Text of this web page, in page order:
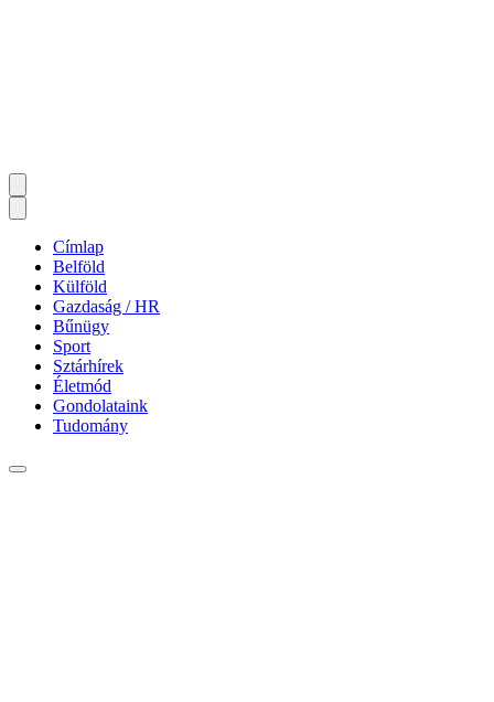
Címlap
Belföld
Külföld
Gazdaság / HR
Bűnügy
Sport
Sztárhírek
Életmód
Gondolataink
Tudomány